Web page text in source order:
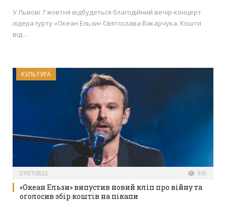
У Львові 7 жовтня відбудеться благодійний вечір-концерт
лідера гурту «Океан Ельзи» Святослава Вакарчука. Кошти
від…
КУЛЬТУРА
27/07/2022 510
«Океан Ельзи» випустив новий кліп про війну та
оголосив збір коштів на пікапи